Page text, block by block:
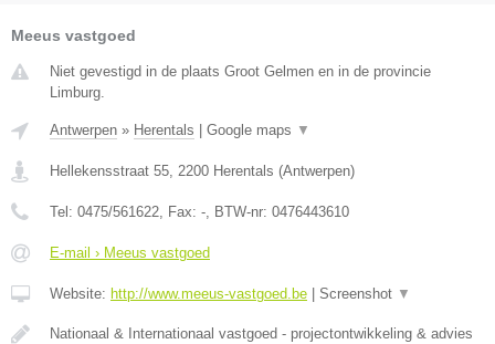
Meeus vastgoed
Niet gevestigd in de plaats Groot Gelmen en in de provincie
Limburg.
Antwerpen » Herentals Google maps ▼
Hellekensstraat 55, 2200 Herentals (Antwerpen)
Tel: 0475/561622, Fax: -, BTW-nr: 0476443610
E-mail › Meeus vastgoed
Website: http://www.meeus-vastgoed.be Screenshot ▼
Nationaal & Internationaal vastgoed - projectontwikkeling & advies